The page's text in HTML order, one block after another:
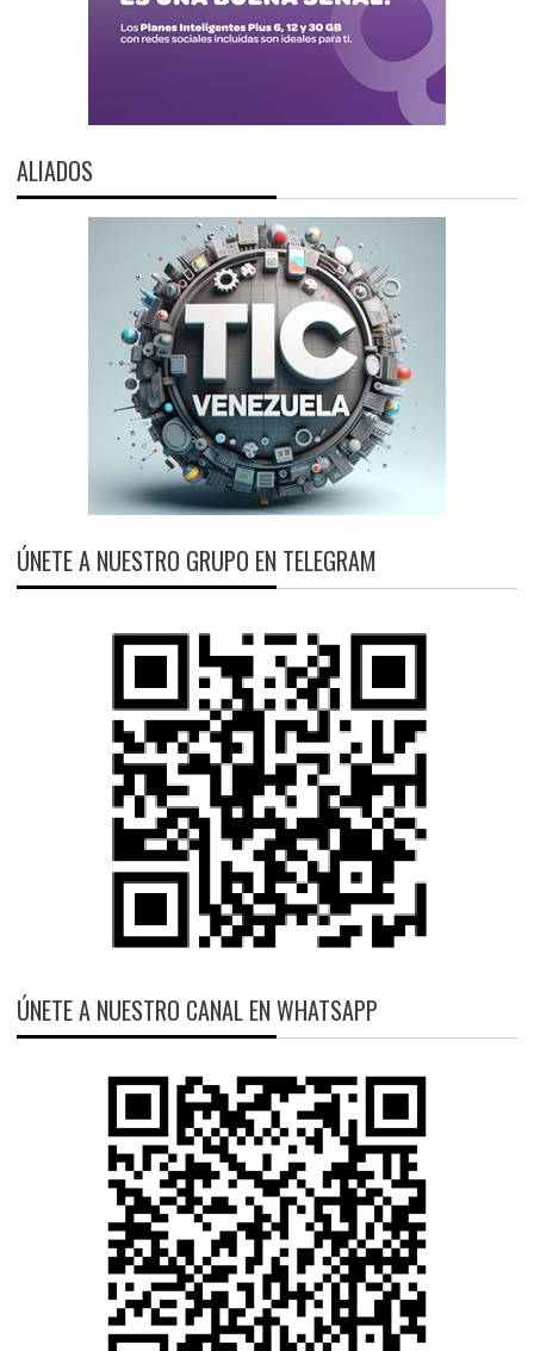
ALIADOS
ÚNETE A NUESTRO GRUPO EN TELEGRAM
ÚNETE A NUESTRO CANAL EN WHATSAPP